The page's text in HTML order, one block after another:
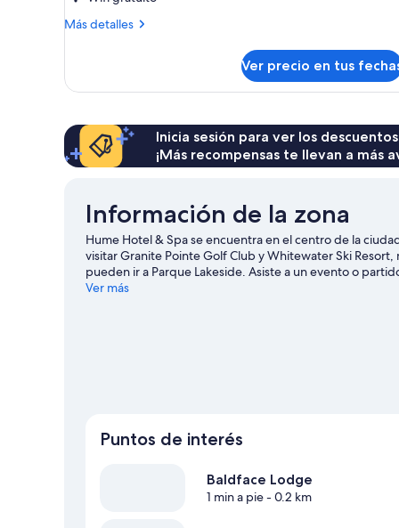
Habitación
Placeholder)
Más detalles
Más
(OTA
Ver precio en tus
Inicia sesión para ver los
¡Más recompensas te llevan a más
Información de la zona
Hume Hotel & Spa se encuentra en el centro de la
visitar Granite Pointe Golf Club y Whitewater Ski
pueden ir a Parque Lakeside. Asiste a un evento o
tiempo para conocer Baldface Lodge, una de las
Ver más
Puntos de interés
Baldface Lodge
1 min a pie- 0.2 km